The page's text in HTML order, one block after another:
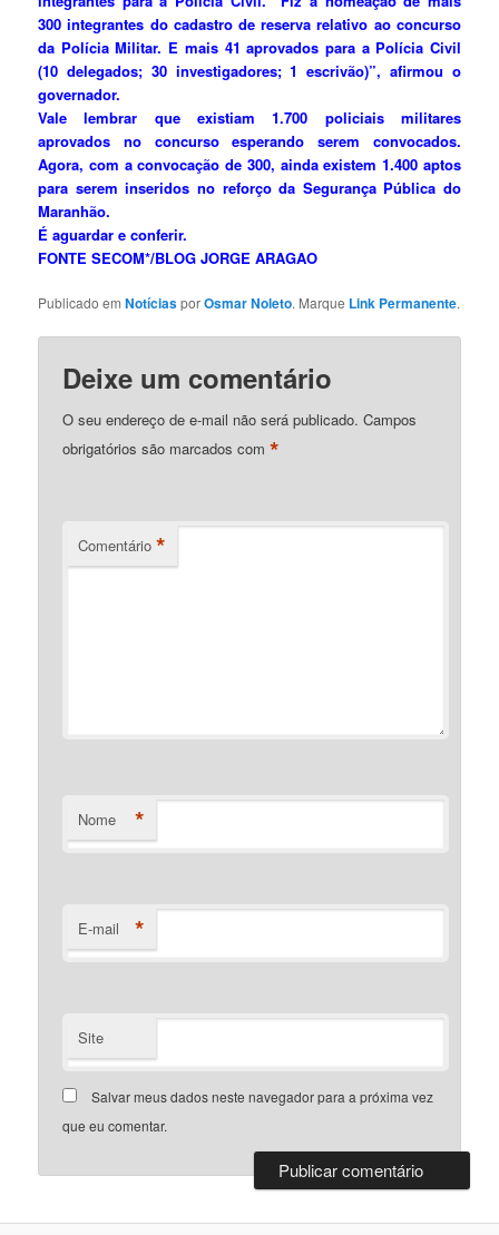
300 integrantes do cadastro de reserva relativo ao concurso
da Polícia Militar. E mais 41 aprovados para a Polícia Civil
(10 delegados; 30 investigadores; 1 escrivão)”, afirmou o
governador.
Vale lembrar que existiam 1.700 policiais militares
aprovados no concurso esperando serem convocados.
Agora, com a convocação de 300, ainda existem 1.400 aptos
para serem inseridos no reforço da Segurança Pública do
Maranhão.
É aguardar e conferir.
FONTE SECOM*/BLOG JORGE ARAGAO
Publicado emNotíciasporOsmar Noleto. Marque Link Permanente.
Deixe um comentário
O seu endereço de e-mail não será publicado. Campos
obrigatórios são marcados com*
Comentário *
Nome *
E-mail *
Site
Salvar meus dados neste navegador para a próxima vez
que eu comentar.